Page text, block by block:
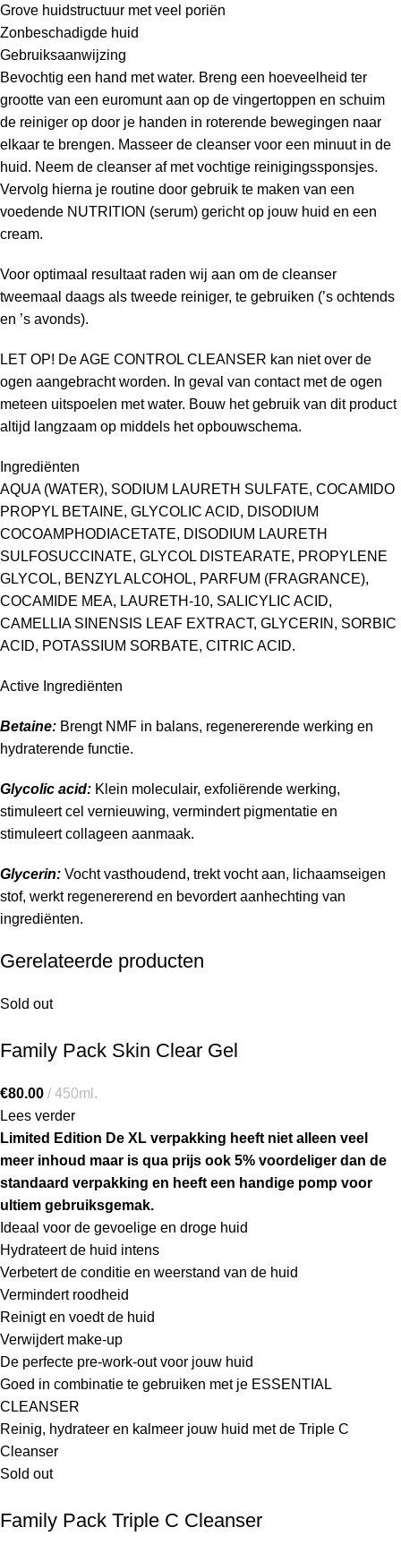
Grove huidstructuur met veel poriën
Zonbeschadigde huid
Gebruiksaanwijzing
Bevochtig een hand met water. Breng een hoeveelheid ter
grootte van een euromunt aan op de vingertoppen en schuim
de reiniger op door je handen in roterende bewegingen naar
elkaar te brengen. Masseer de cleanser voor een minuut in de
huid. Neem de cleanser af met vochtige reinigingssponsjes.
Vervolg hierna je routine door gebruik te maken van een
voedende NUTRITION (serum) gericht op jouw huid en een
cream.
Voor optimaal resultaat raden wij aan om de cleanser
tweemaal daags als tweede reiniger, te gebruiken (’s ochtends
en ’s avonds).
LET OP! De AGE CONTROL CLEANSER kan niet over de
ogen aangebracht worden. In geval van contact met de ogen
meteen uitspoelen met water. Bouw het gebruik van dit product
altijd langzaam op middels het opbouwschema.
Ingrediënten
AQUA (WATER), SODIUM LAURETH SULFATE, COCAMIDO
PROPYL BETAINE, GLYCOLIC ACID, DISODIUM
COCOAMPHODIACETATE, DISODIUM LAURETH
SULFOSUCCINATE, GLYCOL DISTEARATE, PROPYLENE
GLYCOL, BENZYL ALCOHOL, PARFUM (FRAGRANCE),
COCAMIDE MEA, LAURETH-10, SALICYLIC ACID,
CAMELLIA SINENSIS LEAF EXTRACT, GLYCERIN, SORBIC
ACID, POTASSIUM SORBATE, CITRIC ACID.
Active Ingrediënten
Betaine: Brengt NMF in balans, regenererende werking en
hydraterende functie.
Glycolic acid: Klein moleculair, exfoliërende werking,
stimuleert cel vernieuwing, vermindert pigmentatie en
stimuleert collageen aanmaak.
Glycerin: Vocht vasthoudend, trekt vocht aan, lichaamseigen
stof, werkt regenererend en bevordert aanhechting van
ingrediënten.
Gerelateerde producten
Sold out
Family Pack Skin Clear Gel
€80.00
450ml.
Lees verder
Limited Edition De XL verpakking heeft niet alleen veel
meer inhoud maar is qua prijs ook 5% voordeliger dan de
standaard verpakking en heeft een handige pomp voor
ultiem gebruiksgemak.
Ideaal voor de gevoelige en droge huid
Hydrateert de huid intens
Verbetert de conditie en weerstand van de huid
Vermindert roodheid
Reinigt en voedt de huid
Verwijdert make-up
De perfecte pre-work-out voor jouw huid
Goed in combinatie te gebruiken met je ESSENTIAL
CLEANSER
Reinig, hydrateer en kalmeer jouw huid met de Triple C
Cleanser
Sold out
Family Pack Triple C Cleanser